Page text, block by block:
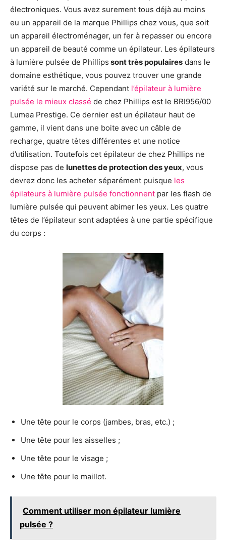
électroniques. Vous avez surement tous déjà au moins
eu un appareil de la marque Phillips chez vous, que soit
un appareil électroménager, un fer à repasser ou encore
un appareil de beauté comme un épilateur. Les épilateurs
à lumière pulsée de Phillips sont très populaires dans le
domaine esthétique, vous pouvez trouver une grande
variété sur le marché. Cependant l’épilateur à lumière
pulsée le mieux classé de chez Phillips est le BRI956/00
Lumea Prestige. Ce dernier est un épilateur haut de
gamme, il vient dans une boite avec un câble de
recharge, quatre têtes différentes et une notice
d’utilisation. Toutefois cet épilateur de chez Phillips ne
dispose pas de lunettes de protection des yeux, vous
devrez donc les acheter séparément puisque les
épilateurs à lumière pulsée fonctionnent par les flash de
lumière pulsée qui peuvent abimer les yeux. Les quatre
têtes de l’épilateur sont adaptées à une partie spécifique
du corps :
Une tête pour le corps (jambes, bras, etc.) ;
Une tête pour les aisselles ;
Une tête pour le visage ;
Une tête pour le maillot.
Comment utiliser mon épilateur lumière
pulsée ?